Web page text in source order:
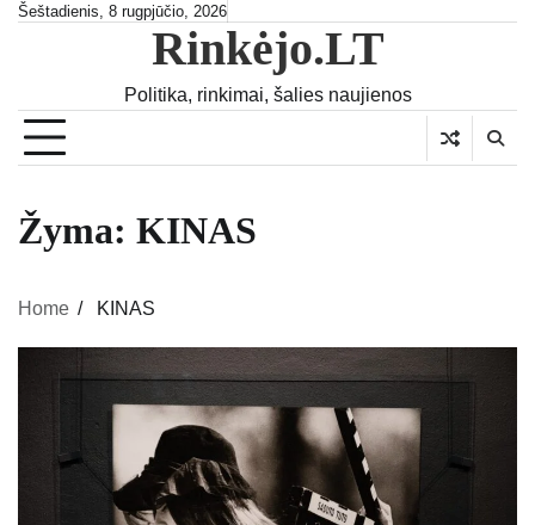
SkipŠeštadienis, 8 rugpjūčio, 2026
Rinkėjo.LT
Politika, rinkimai, šalies naujienos
Žyma: KINAS
Home KINAS